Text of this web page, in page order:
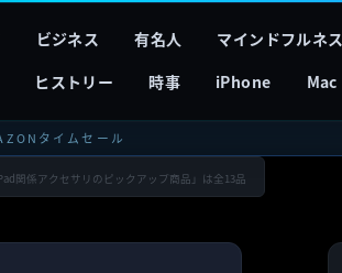
ビジネス 有名人 マインドフルネス
ヒストリー 時事 iPhone Mac
タイムセール
関係アクセサリのピックアップ商品」は全13品